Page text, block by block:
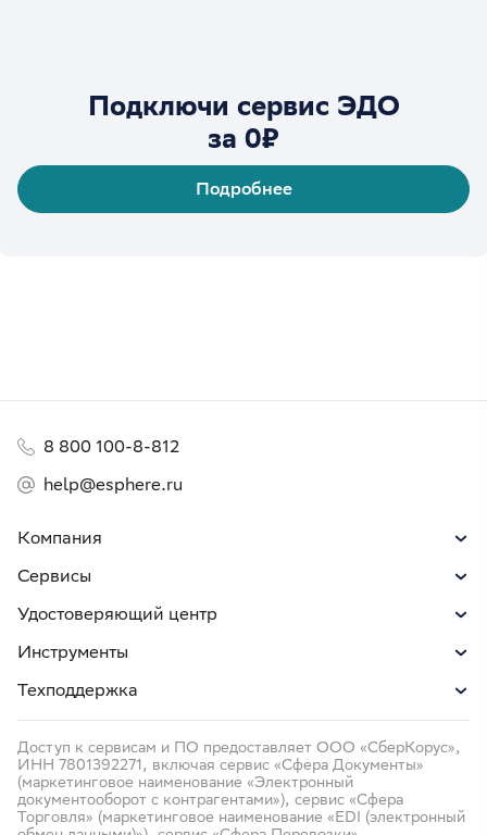
Подключи сервис ЭДО
за 0₽
Подробнее
Компания
Сервисы
Удостоверяющий центр
Инструменты
Техподдержка
8 800 100-8-812
help@esphere.ru
Доступ к сервисам и ПО предоставляет ООО «СберКорус»,
ИНН 7801392271, включая сервис «Сфера Документы»
(маркетинговое наименование «Электронный
документооборот с контрагентами»), сервис «Сфера
Торговля» (маркетинговое наименование «EDI (электронный